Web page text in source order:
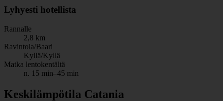
Lyhyesti hotellista
Rannalle
2,8 km
Ravintola/Baari
Kyllä/Kyllä
Matka lentokentältä
n. 15 min–45 min
Keskilämpötila Catania